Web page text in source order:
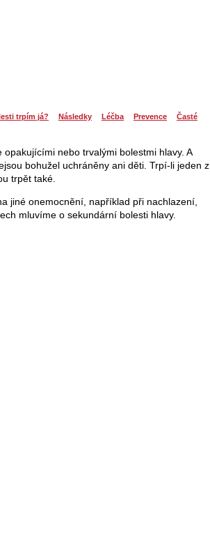
trpím já? Následky Léčba Prevence
Časté
nebo trvalými bolestmi hlavy. A
bohužel uchráněny ani děti. Trpí-li jeden z
trpět také.
onemocnění, například při nachlazení,
mluvíme o sekundární bolesti hlavy.